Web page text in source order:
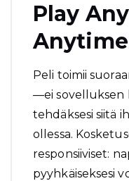
Play
Anytime
Peli toimii
—ei
tehdäksesi siitä
ollessa.
responsiiviset:
pyyhkäiseksesi